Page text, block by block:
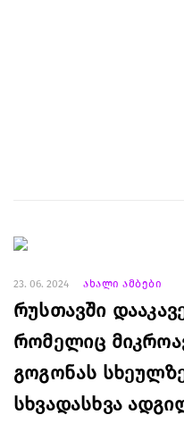
23. 06. 2024 ახალი ამბები
რუსთავში
რომელიც
გოგონას
სხვადასხვა